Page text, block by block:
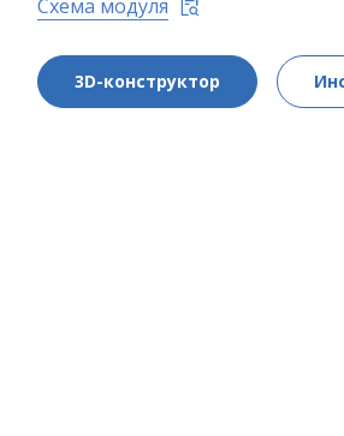
Схема модуля
3D-конструктор